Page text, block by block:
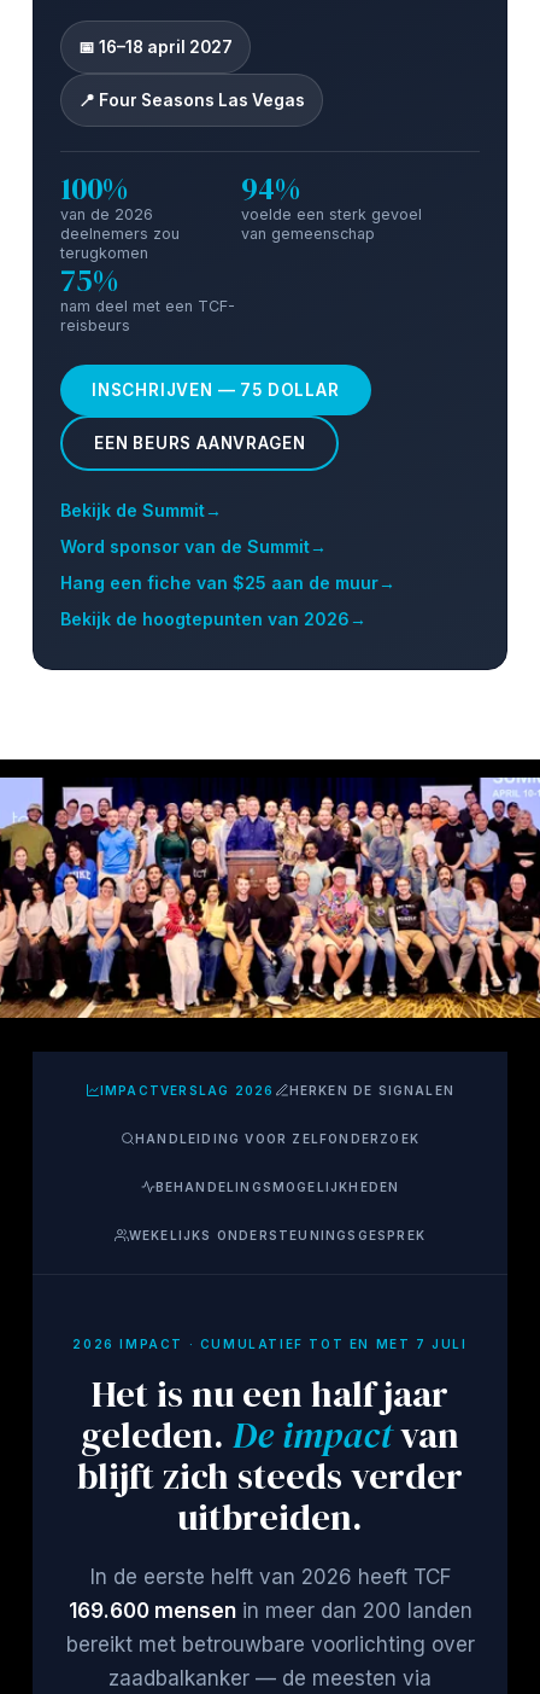
📅 16–18 april 2027
📍 Four Seasons Las Vegas
100%
van de 2026
deelnemers zou
terugkomen
94%
voelde een sterk gevoel
van gemeenschap
75%
nam deel met een TCF-
reisbeurs
INSCHRIJVEN — 75 DOLLAR
EEN BEURS AANVRAGEN
Bekijk de Summit→
Word sponsor van de Summit→
Hang een fiche van $25 aan de muur→
Bekijk de hoogtepunten van 2026 →
IMPACTVERSLAG 2026 HERKEN DE SIGNALEN
HANDLEIDING VOOR ZELFONDERZOEK
BEHANDELINGSMOGELIJKHEDEN
WEKELIJKS ONDERSTEUNINGSGESPREK
2026 IMPACT · CUMULATIEF TOT EN MET 7 JULI
Het is nu een half jaar
geleden. De impactvan
blijft zich steeds verder
uitbreiden.
In de eerste helft van 2026 heeft TCF
169.600 mensenin meer dan 200 landen
bereikt met betrouwbare voorlichting over
zaadbalkanker — de meesten via